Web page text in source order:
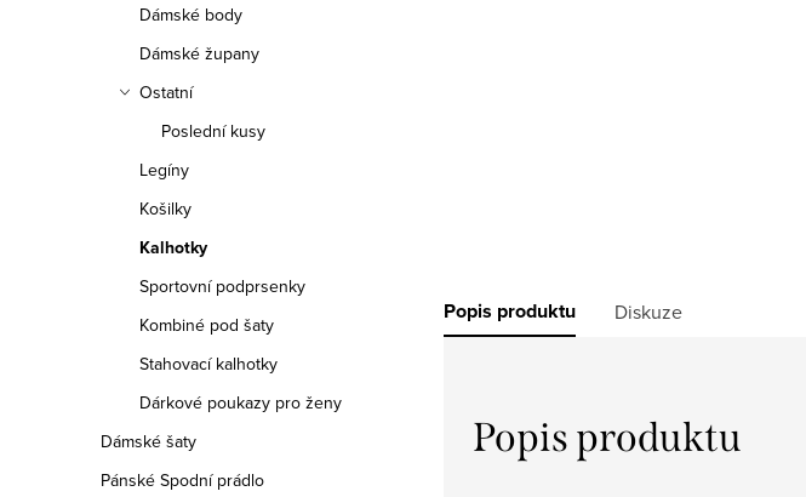
Dámské body
Dámské župany
Ostatní
Poslední kusy
Legíny
Košilky
Kalhotky
Sportovní podprsenky
Kombiné pod šaty
Stahovací kalhotky
Dárkové poukazy pro ženy
Dámské šaty
Pánské Spodní prádlo
Popis produktu Diskuze
Popis produktu